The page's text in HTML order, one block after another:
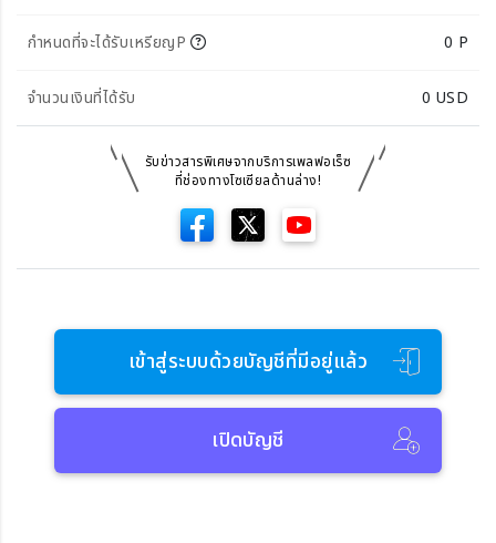
กำหนดที่จะได้รับเหรียญP 0 P
จำนวนเงินที่ได้รับ 0 USD
รับข่าวสารพิเศษจากบริการเพลฟอเร็ซ
ที่ช่องทางโซเซียลด้านล่าง!
เข้าสู่ระบบด้วยบัญชีที่มีอยู่แล้ว
เปิดบัญชี